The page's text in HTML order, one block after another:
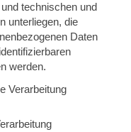
technischen und
unterliegen, die
Daten
werden.
Verarbeitung